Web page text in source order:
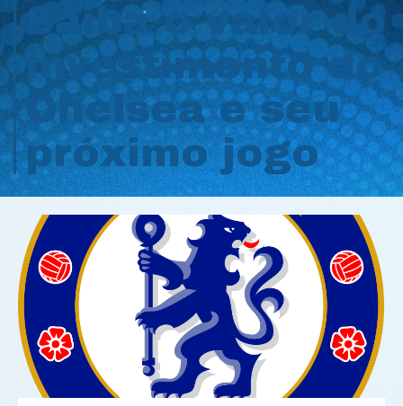
Saiba o valor do
investimento do
Chelsea e seu
próximo jogo